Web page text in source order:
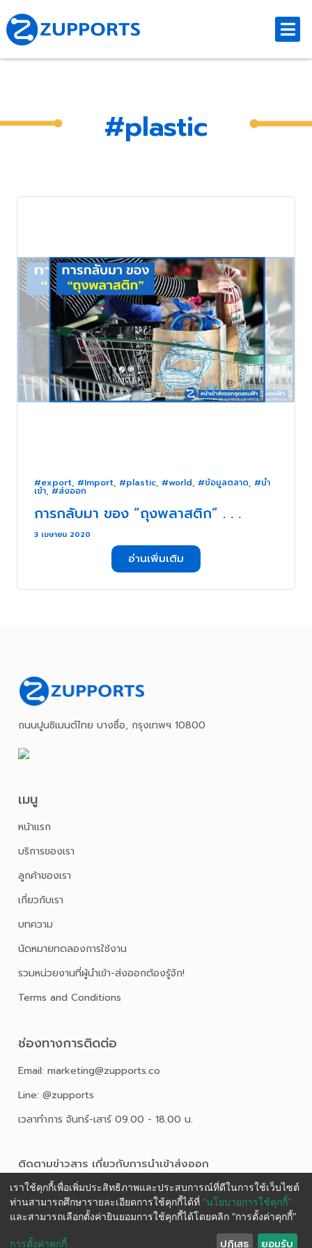
#plastic
#export, #Import, #plastic, #world, #ข้อมูลตลาด, #นำ
เข้า, #ส่งออก
การกลับมา ของ “ถุงพลาสติก” . . .
3 เมษายน 2020
อ่านเพิ่มเติม
ถนนปูนซิเมนต์ไทย บางซื่อ, กรุงเทพฯ 10800
เมนู
หน้าเเรก
บริการของเรา
ลูกค้าของเรา
เกี่ยวกับเรา
บทความ
นัดหมายทดลองการใช้งาน
รวมหน่วยงานที่ผู้นำเข้า-ส่งออกต้องรู้จัก!
Terms and Conditions
ช่องทางการติดต่อ
Email: marketing@zupports.co
Line: @zupports
เวลาทำการ จันทร์-เสาร์ 09.00 - 18.00 น.
ติดตามข่าวสาร เกี่ยวกับการนําเข้าส่งออก
เราใช้คุกกี้เพื่อเพิ่มประสิทธิภาพและประสบการณ์ที่ดีในการใช้เว็บไซต์
ท่านสามารถศึกษารายละเอียดการใช้คุกกี้ได้ที่ “นโยบายการใช้คุกกี้”
และสามารถเลือกตั้งค่ายินยอมการใช้คุกกี้ได้โดยคลิก “การตั้งค่าคุกกี้”
การตั้งค่าคุกกี้ ปฏิเสธ ยอมรับ